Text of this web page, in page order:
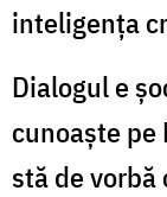
inteligența
Dialogul e
cunoaște
stă de vorbă